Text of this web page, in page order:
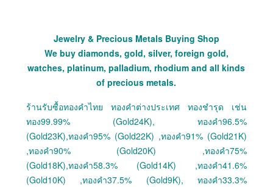
Jewelry & Precious Metals Buying Shop
We buy diamonds, gold, silver, foreign gold,
watches, platinum, palladium, rhodium and all kinds
of precious metals.
ร้านรับซื้อทองคำไทย ทองคำต่างประเทศ ทองชำรุด เช่น
ทอง99.99% (Gold24K), ทองคำ96.5%
(Gold23K),ทองคำ95% (Gold22K) ,ทองคำ91% (Gold21K)
,ทองคำ90% (Gold20K) ,ทองคำ75%
(Gold18K),ทองคำ58.3% (Gold14K) ,ทองคำ41.6%
(Gold10K) ,ทองคำ37.5% (Gold9K), ทองคำ33.3%